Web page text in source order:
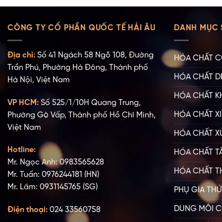
CÔNG TY CỔ PHẦN QUỐC TẾ HẢI ÂU
Địa chỉ: Số 41 Ngách 58 Ngõ 108, Đường
Trần Phú, Phường Hà Đông, Thành phố
Hà Nội, Việt Nam
VP HCM: Số 525/1/10H Quang Trung,
Phường Gò Vấp, Thành phố Hồ Chí Minh,
Việt Nam
Hotline:
Mr. Ngọc Anh: 0983565628
Mr. Tuấn: 0976244181 (HN)
Mr. Lâm: 0931145765 (SG)
Điện thoại: 024 33560758
DANH MỤC
HÓA CHẤT
HÓA CHẤT
HÓA CHẤT
HÓA CHẤT
HÓA CHẤT
HÓA CHẤT
HÓA CHẤT
PHỤ GIA
DUNG MÔI